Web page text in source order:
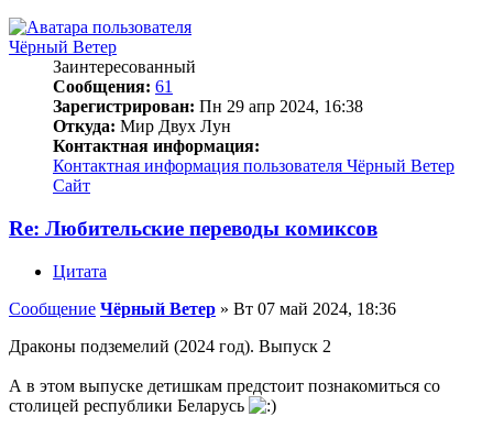
Чёрный Ветер
Заинтересованный
Сообщения: 61
Зарегистрирован: Пн 29 апр 2024, 16:38
Откуда: Мир Двух Лун
Контактная информация:
Контактная информация пользователя Чёрный Ветер
Сайт
Re: Любительские переводы комиксов
Цитата
Сообщение Чёрный Ветер » Вт 07 май 2024, 18:36
Драконы подземелий (2024 год). Выпуск 2
А в этом выпуске детишкам предстоит познакомиться со
столицей республики Беларусь